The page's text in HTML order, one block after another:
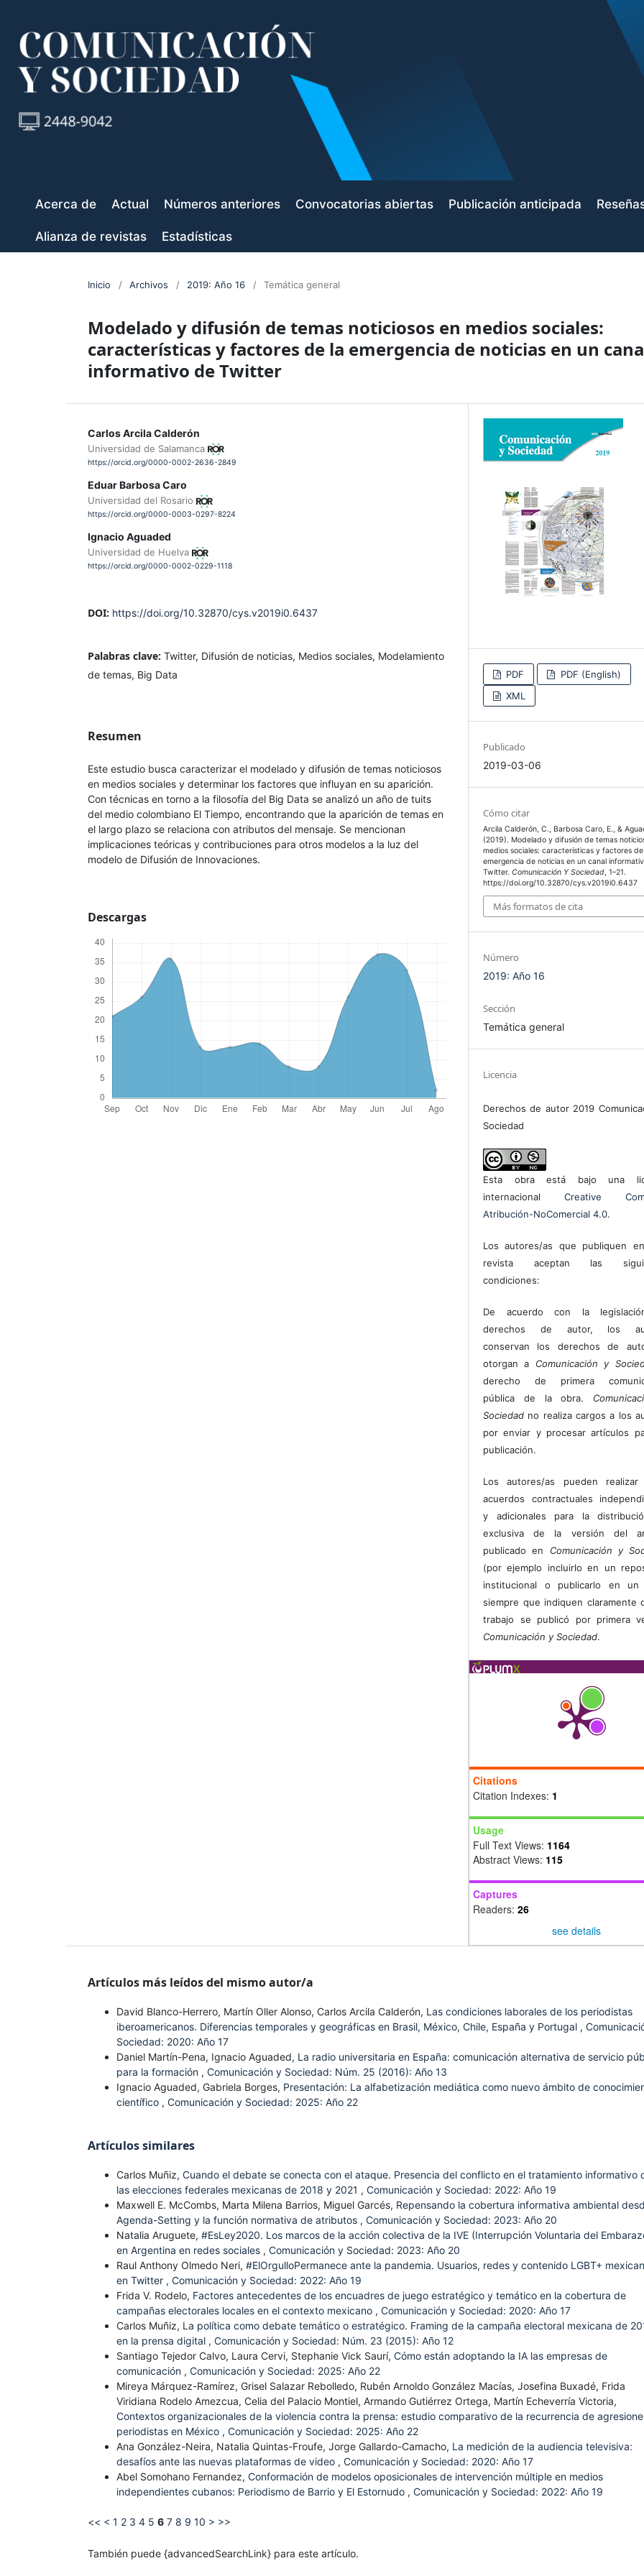
Acerca de Actual Números anteriores Convocatorias abiertas Publicación anticipada
Alianza de revistas Estadísticas
Inicio / Archivos / 2019: Año 16 / Temática general
Modelado y difusión de temas noticiosos en medios sociales:
características y factores de la emergencia de noticias en un
informativo de Twitter
Carlos Arcila Calderón
Universidad de Salamanca
https://orcid.org/0000-0002-2636-2849
Eduar Barbosa Caro
Universidad del Rosario
https://orcid.org/0000-0003-0297-8224
Ignacio Aguaded
Universidad de Huelva
https://orcid.org/0000-0002-0229-1118
DOI: https://doi.org/10.32870/cys.v2019i0.6437
Palabras clave: Twitter, Difusión de noticias, Medios sociales, Modelamiento
de temas, Big Data
Resumen
Este estudio busca caracterizar el modelado y difusión de temas noticiosos
en medios sociales y determinar los factores que influyan en su aparición.
Con técnicas en torno a la filosofía del Big Data se analizó un año de tuits
del medio colombiano El Tiempo, encontrando que la aparición de temas en
el largo plazo se relaciona con atributos del mensaje. Se mencionan
implicaciones teóricas y contribuciones para otros modelos a la luz del
modelo de Difusión de Innovaciones.
Descargas
PDF
PDF (English)
XML
Publicado
2019-03-06
Cómo citar
Arcila Calderón, C., Barbosa Caro, E., &
(2019). Modelado y difusión de temas
medios sociales: características y factores de
emergencia de noticias en un canal
Twitter.Comunicación Y Sociedad, 1–21.
https://doi.org/10.32870/cys.v2019i0.6437
Más formatos de cita
Número
2019: Año 16
Sección
Temática general
Licencia
Derechos de autor 2019
Sociedad
Esta obra está bajo una
internacional Creative
Atribución-NoComercial 4.0.
Los autores/as que publiquen
revista aceptan las
condiciones:
De acuerdo con la
derechos de autor, los
conservan los derechos de
otorgan a Comunicación y
derecho de primera
pública de la obra.
Sociedad no realiza cargos a los
por enviar y procesar artículos
publicación.
Los autores/as pueden realizar
acuerdos contractuales
y adicionales para la
exclusiva de la versión del
publicado en Comunicación y
(por ejemplo incluirlo en un
institucional o publicarlo en un
siempre que indiquen claramente
trabajo se publicó por primera
Comunicación y Sociedad.
Citations
Citation Indexes: 1
Usage
Full Text Views: 1164
Abstract Views: 115
Captures
Readers: 26
see details
Artículos más leídos del mismo autor/a
David Blanco-Herrero, Martín Oller Alonso, Carlos Arcila Calderón, Las condiciones laborales de los periodistas
iberoamericanos. Diferencias temporales y geográficas en Brasil, México, Chile, España y Portugal ,
Sociedad: 2020: Año 17
Daniel Martín-Pena, Ignacio Aguaded, La radio universitaria en España: comunicación alternativa de servicio
para la formación , Comunicación y Sociedad: Núm. 25 (2016): Año 13
Ignacio Aguaded, Gabriela Borges, Presentación: La alfabetización mediática como nuevo ámbito de
científico , Comunicación y Sociedad: 2025: Año 22
Artículos similares
Carlos Muñiz, Cuando el debate se conecta con el ataque. Presencia del conflicto en el tratamiento informativo
las elecciones federales mexicanas de 2018 y 2021 , Comunicación y Sociedad: 2022: Año 19
Maxwell E. McCombs, Marta Milena Barrios, Miguel Garcés, Repensando la cobertura informativa ambiental
Agenda-Setting y la función normativa de atributos , Comunicación y Sociedad: 2023: Año 20
Natalia Aruguete, #EsLey2020. Los marcos de la acción colectiva de la IVE (Interrupción Voluntaria del
en Argentina en redes sociales , Comunicación y Sociedad: 2023: Año 20
Raul Anthony Olmedo Neri, #ElOrgulloPermanece ante la pandemia. Usuarios, redes y contenido LGBT+
en Twitter , Comunicación y Sociedad: 2022: Año 19
Frida V. Rodelo, Factores antecedentes de los encuadres de juego estratégico y temático en la cobertura de
campañas electorales locales en el contexto mexicano , Comunicación y Sociedad: 2020: Año 17
Carlos Muñiz, La política como debate temático o estratégico. Framing de la campaña electoral mexicana de
en la prensa digital , Comunicación y Sociedad: Núm. 23 (2015): Año 12
Santiago Tejedor Calvo, Laura Cervi, Stephanie Vick Saurí, Cómo están adoptando la IA las empresas de
comunicación , Comunicación y Sociedad: 2025: Año 22
Mireya Márquez-Ramírez, Grisel Salazar Rebolledo, Rubén Arnoldo González Macías, Josefina Buxadé, Frida
Viridiana Rodelo Amezcua, Celia del Palacio Montiel, Armando Gutiérrez Ortega, Martín Echeverría Victoria,
Contextos organizacionales de la violencia contra la prensa: estudio comparativo de la recurrencia de
periodistas en México , Comunicación y Sociedad: 2025: Año 22
Ana González-Neira, Natalia Quintas-Froufe, Jorge Gallardo-Camacho, La medición de la audiencia televisiva:
desafíos ante las nuevas plataformas de video , Comunicación y Sociedad: 2020: Año 17
Abel Somohano Fernandez, Conformación de modelos oposicionales de intervención múltiple en medios
independientes cubanos: Periodismo de Barrio y El Estornudo , Comunicación y Sociedad: 2022: Año 19
<< < 1 2 3 4 5 6 7 8 9 10 > >>
También puede {advancedSearchLink} para este artículo.